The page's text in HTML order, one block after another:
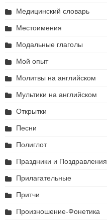
Медицинский словарь
Местоимения
Модальные глаголы
Мой опыт
Молитвы на английском
Мультики на английском
Открытки
Песни
Полиглот
Праздники и Поздравления
Прилагательные
Притчи
Произношение-Фонетика